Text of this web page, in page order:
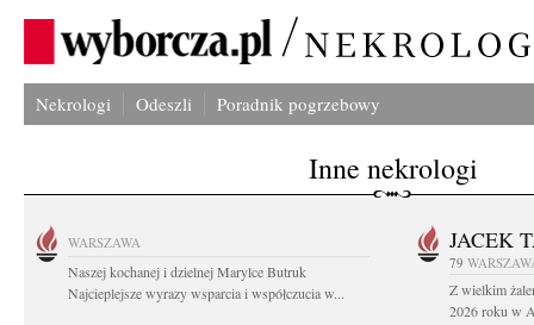
Nekrologi Odeszli Poradnik pogrzebowy
Inne nekrologi
WARSZAWA
Naszej kochanej i dzielnej Marylce Butruk
Najcieplejsze wyrazy wsparcia i współczucia w...
JACEK
79
Z wielkim
2026 roku w